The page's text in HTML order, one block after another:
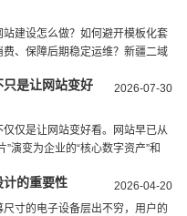
站建设怎么做？如何避开模板化套
费、保障后期稳定运维？新疆二域
化建设近20年，专注乌鲁木齐企
2026-07-30
只是让网站变好
仅仅是让网站变好看。网站早已从
”演变为企业的“核心数字资产”和
与AI搜索（GEO）的系统性重
2026-04-20
计的重要性
尺寸的电子设备层出不穷，用户的